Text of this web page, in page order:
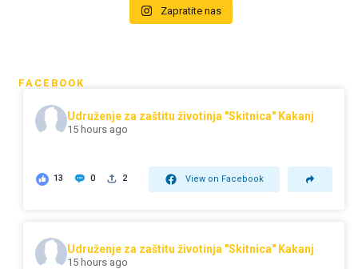
Zapratite nas
FACEBOOK
Udruženje za zaštitu životinja "Skitnica" Kakanj
15 hours ago
13 0 2 View on Facebook
Udruženje za zaštitu životinja "Skitnica" Kakanj
15 hours ago